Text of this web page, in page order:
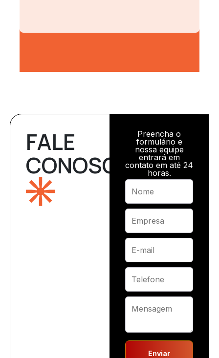
FALE
CONOSCO
Preencha o
formulário e
nossa equipe
entrará em
contato em até 24
horas.
Enviar